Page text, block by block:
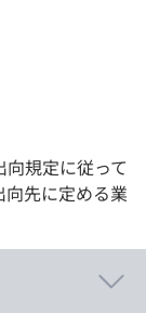
規定に従って
先に定める業